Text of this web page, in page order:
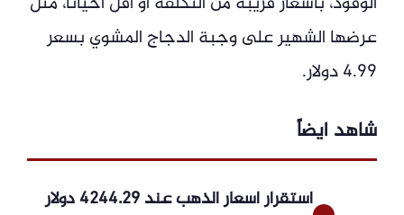
عرضها الشهير على وجبة الدجاج المشوي بسعر
4.99 دولار.
شاهد ايضاً
استقرار أسعار الذهب عند 4244.29 دولار